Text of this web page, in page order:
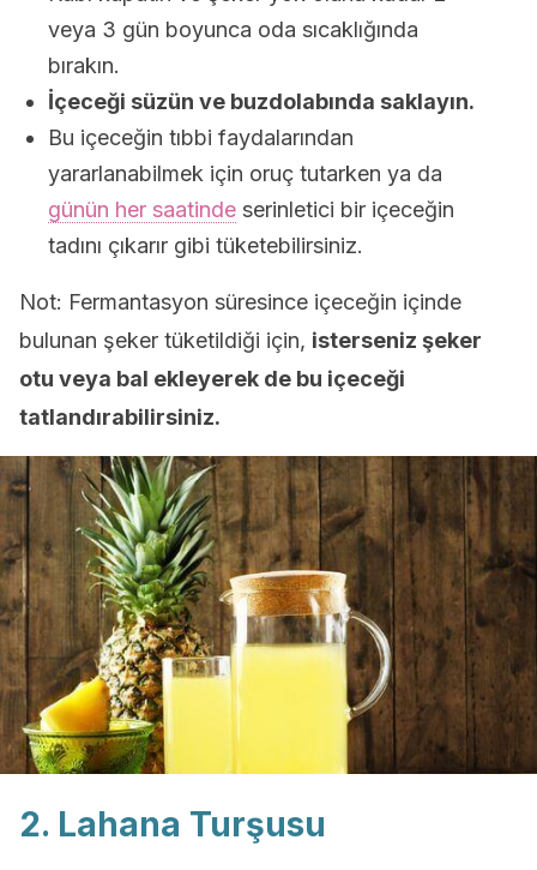
veya 3 gün boyunca oda sıcaklığında
bırakın.
İçeceği süzün ve buzdolabında saklayın.
Bu içeceğin tıbbi faydalarından
yararlanabilmek için oruç tutarken ya da
günün her saatinde serinletici bir içeceğin
tadını çıkarır gibi tüketebilirsiniz.
Not: Fermantasyon süresince içeceğin içinde
bulunan şeker tüketildiği için, isterseniz şeker
otu veya bal ekleyerek de bu içeceği
tatlandırabilirsiniz.
2. Lahana Turşusu